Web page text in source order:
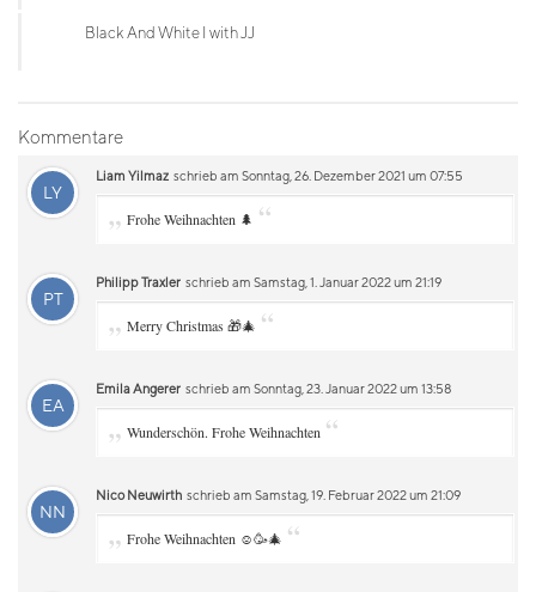
Black And White I with JJ
Kommentare
LY
Liam Yilmaz schrieb am Sonntag, 26. Dezember 2021 um 07:55
„ Frohe Weihnachten 🌲 “
PT
Philipp Traxler schrieb am Samstag, 1. Januar 2022 um 21:19
„ Merry Christmas 🎁🎄 “
EA
Emila Angerer schrieb am Sonntag, 23. Januar 2022 um 13:58
„ Wunderschön. Frohe Weihnachten “
NN
Nico Neuwirth schrieb am Samstag, 19. Februar 2022 um 21:09
„ Frohe Weihnachten ☺️🥳🎄 “